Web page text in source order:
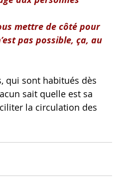
mettre de côté pour
pas possible, ça, au
qui sont habitués dès
sait quelle est sa
la circulation des